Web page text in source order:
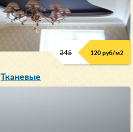
345 120 руб/м2
Тканевые